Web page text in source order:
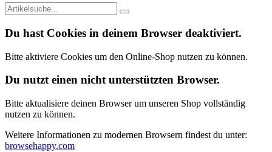
Du hast Cookies in deinem Browser deaktiviert.
Bitte aktiviere Cookies um den Online-Shop nutzen zu können.
Du nutzt einen nicht unterstützten Browser.
Bitte aktualisiere deinen Browser um unseren Shop vollständig
nutzen zu können.
Weitere Informationen zu modernen Browsern findest du unter:
browsehappy.com